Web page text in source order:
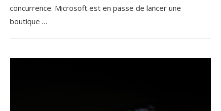
concurrence. Microsoft est en passe de lancer une
boutique …